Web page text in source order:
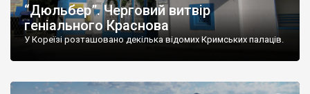
“Дюльбер”. Черговий витвір
геніального Краснова
У Кореїзі розташовано декілька відомих Кримських палаців.